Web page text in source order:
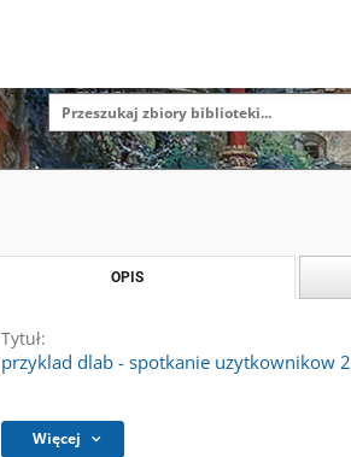
OPIS
Tytuł:
przyklad dlab - spotkanie uzytkownikow 2
Więcej